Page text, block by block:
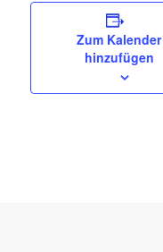
Zum Kalender
hinzufügen